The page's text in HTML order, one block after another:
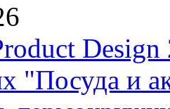
Design
"Посуда и